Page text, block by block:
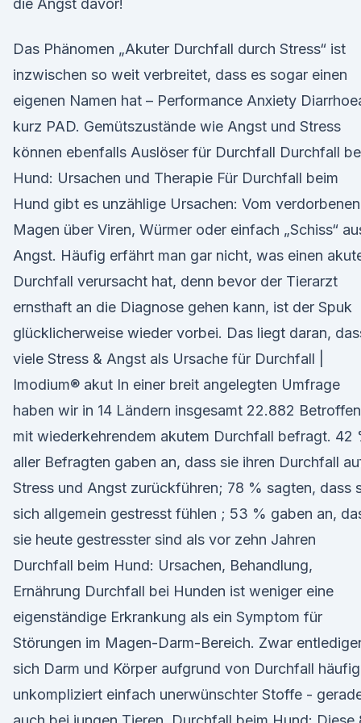
die Angst davor!
Das Phänomen „Akuter Durchfall durch Stress“ ist
inzwischen so weit verbreitet, dass es sogar einen
eigenen Namen hat – Performance Anxiety
kurz PAD. Gemütszustände wie Angst und Stress
können ebenfalls Auslöser für Durchfall Durchfall
Hund: Ursachen und Therapie Für Durchfall beim
Hund gibt es unzählige Ursachen: Vom verdorbenen
Magen über Viren, Würmer oder einfach „Schiss“
Angst. Häufig erfährt man gar nicht, was einen
Durchfall verursacht hat, denn bevor der Tierarzt
ernsthaft an die Diagnose gehen kann, ist der Spuk
glücklicherweise wieder vorbei. Das liegt daran,
viele Stress & Angst als Ursache für Durchfall |
Imodium® akut In einer breit angelegten Umfrage
haben wir in 14 Ländern insgesamt 22.882
mit wiederkehrendem akutem Durchfall befragt. 42
aller Befragten gaben an, dass sie ihren Durchfall
Stress und Angst zurückführen; 78 % sagten, dass
sich allgemein gestresst fühlen ; 53 % gaben an,
sie heute gestresster sind als vor zehn Jahren
Durchfall beim Hund: Ursachen, Behandlung,
Ernährung Durchfall bei Hunden ist weniger eine
eigenständige Erkrankung als ein Symptom für
Störungen im Magen-Darm-Bereich. Zwar
sich Darm und Körper aufgrund von Durchfall häufig
unkompliziert einfach unerwünschter Stoffe -